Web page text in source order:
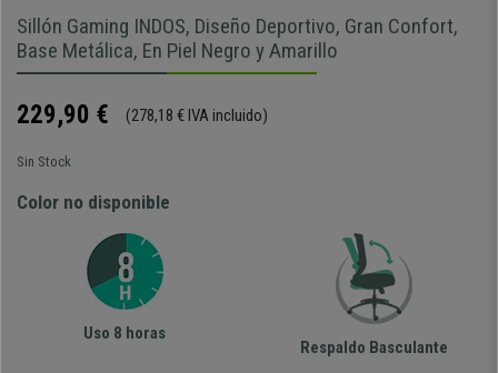
Sillón Gaming INDOS, Diseño Deportivo, Gran Confort,
Base Metálica, En Piel Negro y Amarillo
229,90 € (278,18 € IVA incluido)
Sin Stock
Color no disponible
Uso 8 horas
Respaldo Basculante